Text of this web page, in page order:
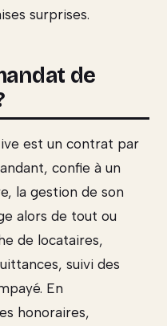
surprises.
de
est un contrat par
confie à un
la gestion de son
alors de tout ou
de locataires,
suivi des
En
honoraires,